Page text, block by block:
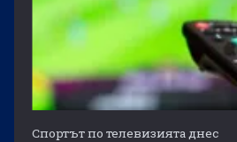
Спортът по телевизията днес